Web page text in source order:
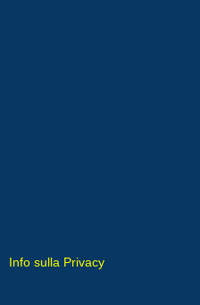
Info sulla Privacy